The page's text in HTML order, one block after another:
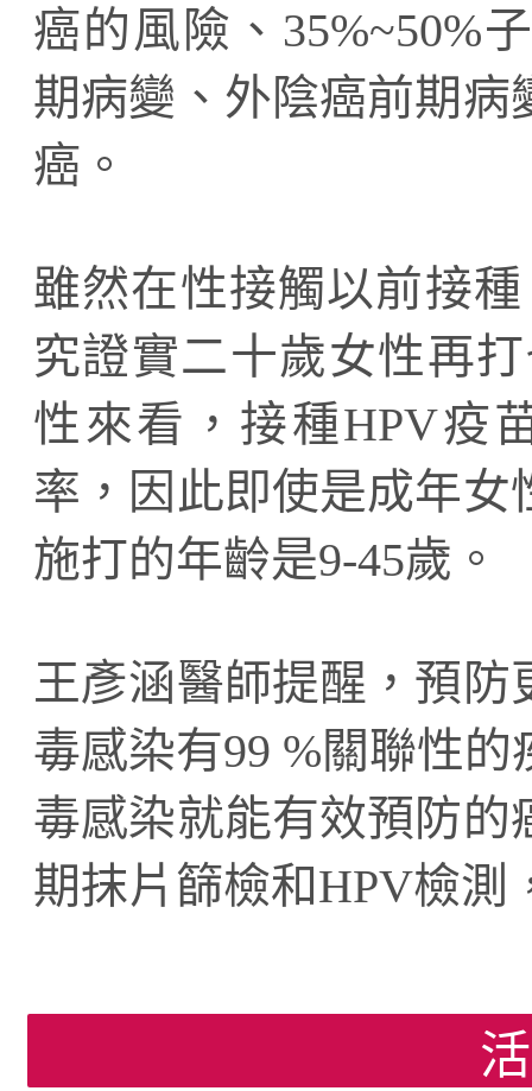
癌的風險、35%~50%
期病變、外陰癌前期
癌。
雖然在性接觸以前接
究證實二十歲女性再
性來看，接種HPV疫
率，因此即使是成年
施打的年齡是9-45歲。
王彥涵醫師提醒，預
毒感染有99 %關聯性
毒感染就能有效預防
期抹片篩檢和HPV檢